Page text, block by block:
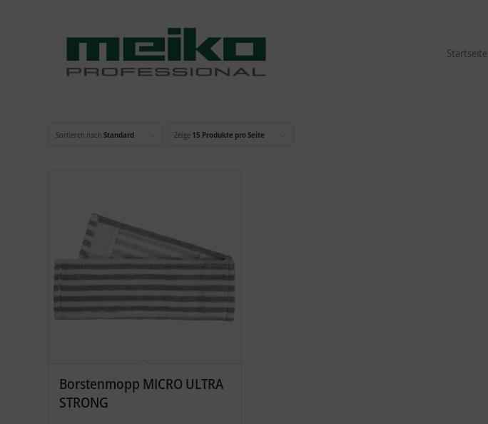
Startseite
Sortieren nach Standard Zeige 15 Produkte pro Seite
Borstenmopp MICRO ULTRA
STRONG